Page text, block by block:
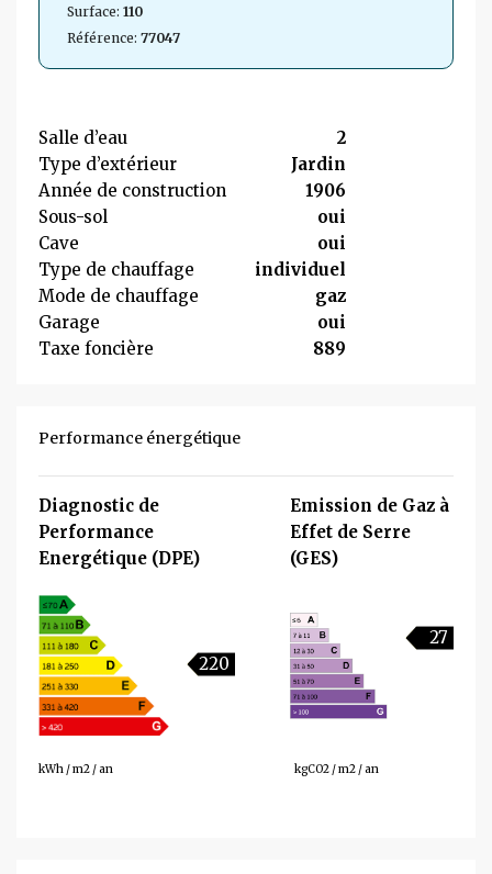
Surface: 110
Référence: 77047
Salle d’eau
2
Type d’extérieur
Jardin
Année de construction
1906
Sous-sol
oui
Cave
oui
Type de chauffage
individuel
Mode de chauffage
gaz
Garage
oui
Taxe foncière
889
Performance énergétique
Diagnostic de
Performance
Energétique (DPE)
Emission de Gaz à
Effet de Serre
(GES)
220
kWh / m2 / an
27
kgCO2 / m2 / an